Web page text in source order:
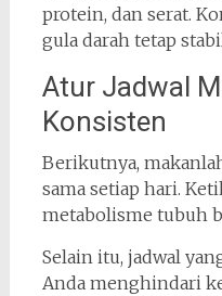
protein, dan serat.
gula darah tetap
Atur Jadwal
Konsisten
Berikutnya,
sama setiap hari.
metabolisme tubuh
Selain itu, jadwal
Anda menghindari